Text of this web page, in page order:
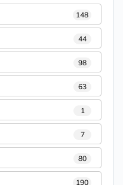
148
44
98
63
1
7
80
190